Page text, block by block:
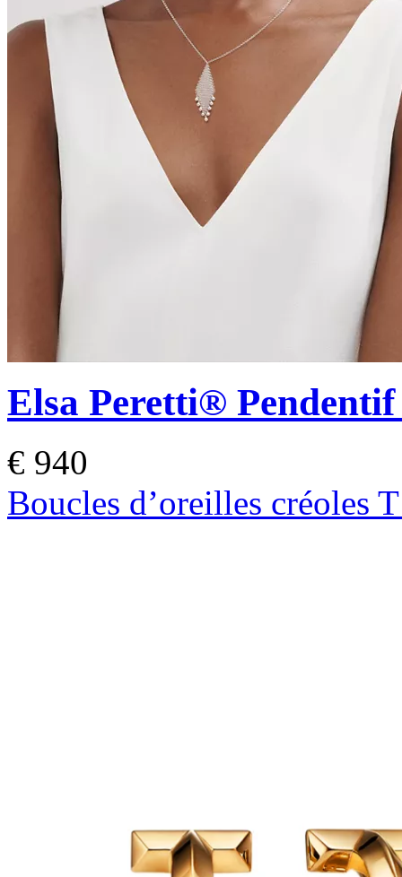
Elsa Peretti®
€ 940
Boucles d’oreilles créoles